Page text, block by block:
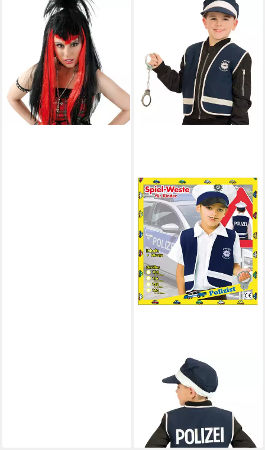
Kostüm-Perücke Vampir
Gothic Horror Perücke für
Erwachsene Halloween
Karneval
9,99 € UVP 19,99 €
-50%
lieferbar - in 5-6 Werktagen bei dir
Polizei-Kostüm Kinder Polizist
Weste Blau Größen 104 bis
140 Karneval Fasching
11,99 €
lieferbar - in 6-7 Werktagen bei dir